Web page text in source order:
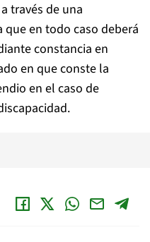
través de una
en todo caso deberá
constancia en
en que conste la
en el caso de